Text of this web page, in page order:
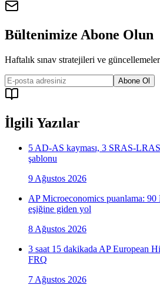
Bültenimize Abone Olun
Haftalık sınav stratejileri ve
Abone Ol
İlgili Yazılar
5 AD-AS kayması, 3 SRAS-
şablonu
9 Ağustos 2026
AP Microeconomics puanlama:
eşiğine giden yol
8 Ağustos 2026
3 saat 15 dakikada AP European
FRQ
7 Ağustos 2026